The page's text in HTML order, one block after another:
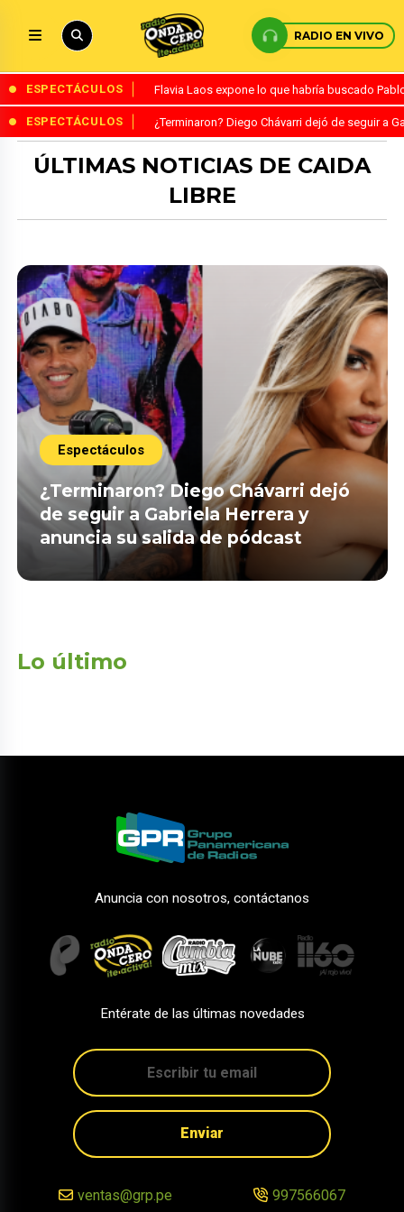
RADIO EN VIVO
ESPECTÁCULOS Flavia Laos expone lo que habría buscado
ESPECTÁCULOS ¿Terminaron? Diego Chávarri dejó de seguir a
ÚLTIMAS NOTICIAS DE CAIDA
LIBRE
Espectáculos
¿Terminaron? Diego Chávarri dejó
de seguir a Gabriela Herrera y
anuncia su salida de pódcast
Lo último
Anuncia con nosotros, contáctanos
Entérate de las últimas novedades
Enviar
ventas@grp.pe 997566067